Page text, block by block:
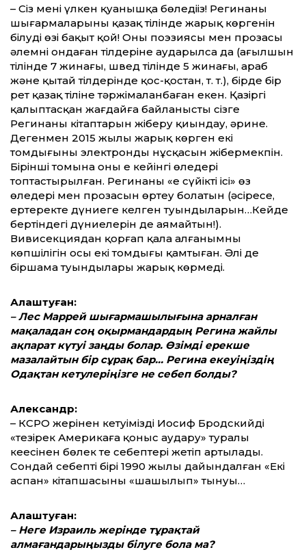
– Сіз мені үлкен қуанышқа бөледіңіз! Регинаның
шығармаларының қазақ тілінде жарық көргенін
білудің өзі бақыт қой! Оның поэзиясы мен прозасы
әлемнің ондаған тілдеріне аударылса да (ағылшын
тілінде 7 жинағы, швед тілінде 5 жинағы, араб
және қытай тілдерінде қос-қостан, т. т.), бірде бір
рет қазақ тіліне тәржімаланбаған екен. Қазіргі
қалыптасқан жағдайға байланысты сізге
Регинаның кітаптарын жіберу қиындау, әрине.
Дегенмен 2015 жылы жарық көрген екі
томдығының электронды нұсқасын жібермекпін.
Бірінші томына оның ең кейінгі өлеңдері
топтастырылған. Регинаның «ең сүйікті ісі» өз
өлеңдері мен прозасын өртеу болатын (әсіресе,
ертеректе дүниеге келген туындыларын…Кейде
бертіндегі дүниелерін де аямайтын!).
Вивисекциядан қорғап қала алғанымның
көпшілігін осы екі томдығы қамтыған. Әлі де
біршама туындылары жарық көрмеді.
Алаштуған:
– Лес Маррей шығармашылығына арналған
мақаладан соң оқырмандардың Регина жайлы
ақпарат күтуі заңды болар. Өзімді ерекше
мазалайтын бір сұрақ бар… Регина екеуіңіздің
Одақтан кетулеріңізге не себеп болды?
Александр:
– КСРО жерінен кетуіміздің Иосиф Бродскийдің
«тезірек Америкаға қоныс аудару» туралы
кеңесінен бөлек те себептері жетіп артылады.
Сондай себептің бірі 1990 жылы дайындалған «Екі
аспан» кітапшасының «шашылып» тынуы…
Алаштуған:
– Неге Израиль жерінде тұрақтай
алмағандарыңызды білуге бола ма?